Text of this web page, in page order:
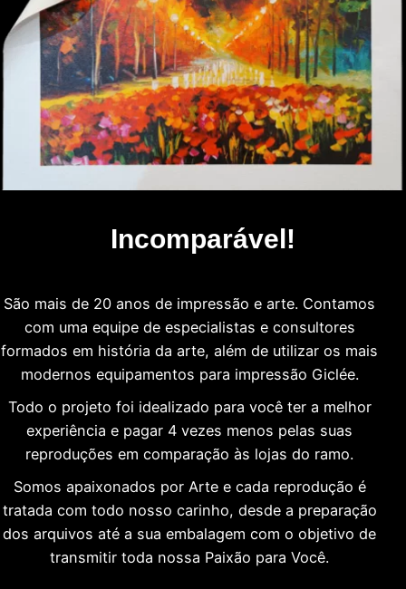
Incomparável!
São mais de 20 anos de impressão e arte. Contamos
com uma equipe de especialistas e consultores
formados em história da arte, além de utilizar os mais
modernos equipamentos para impressão Giclée.
Todo o projeto foi idealizado para você ter a melhor
experiência e pagar 4 vezes menos pelas suas
reproduções em comparação às lojas do ramo.
Somos apaixonados por Arte e cada reprodução é
tratada com todo nosso carinho, desde a preparação
dos arquivos até a sua embalagem com o objetivo de
transmitir toda nossa Paixão para Você.